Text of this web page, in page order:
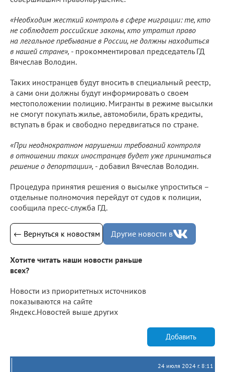
«Необходим жесткий контроль в сфере миграции: те, кто
не соблюдает российские законы, кто утратил право
на легальное пребывание в России, не должны находиться
в нашей стране», - прокомментировал председатель ГД
Вячеслав Володин.
Таких иностранцев будут вносить в специальный реестр,
а сами они должны будут информировать о своем
местоположении полицию. Мигранты в режиме высылки
не смогут покупать жилье, автомобили, брать кредиты,
вступать в брак и свободно передвигаться по стране.
«При неоднократном нарушении требований контроля
в отношении таких иностранцев будет уже приниматься
решение о депортации», - добавил Вячеслав Володин.
Процедура принятия решения о высылке упроститься –
отдельные полномочия перейдут от судов к полиции,
сообщила пресс-служба ГД.
← Вернуться к новостям Другие новости в
Хотите читать наши новости раньше
всех?
Новости из приоритетных источников
показываются на сайте
Яндекс.Новостей выше других
Добавить
24 июля 2024 г. 8:11